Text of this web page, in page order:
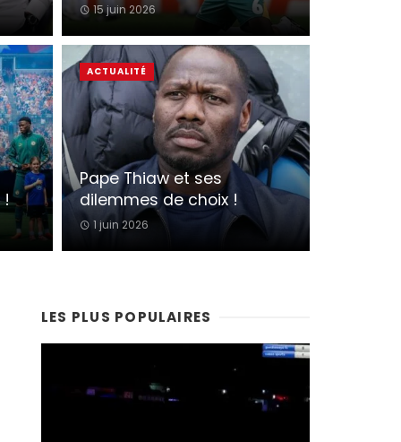
15 juin 2026
!
Pape Thiaw et ses
dilemmes de choix !
1 juin 2026
ACTUALITÉ
LES PLUS POPULAIRES